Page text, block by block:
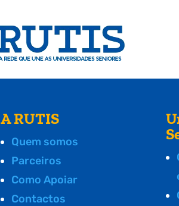
A RUTIS
Quem somos
Parceiros
Como Apoiar
Contactos